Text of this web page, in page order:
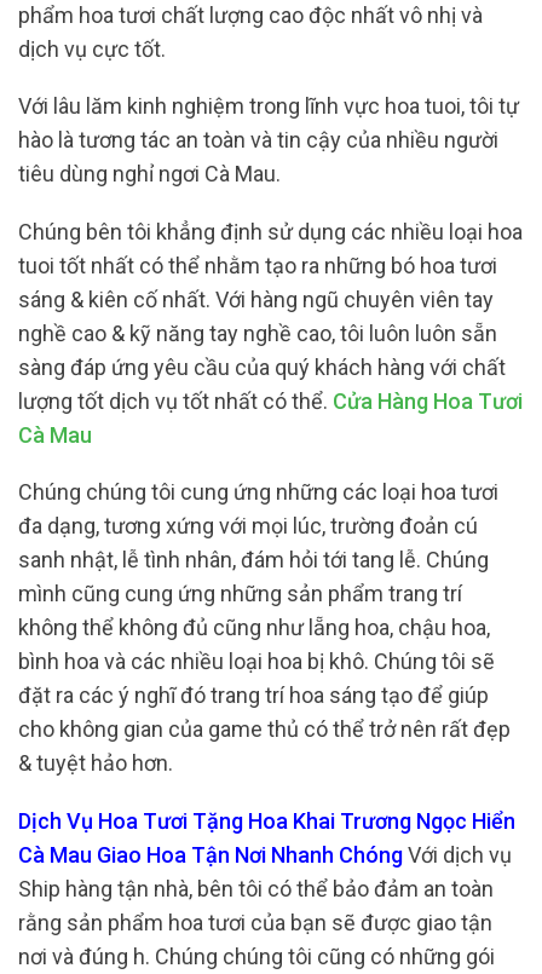
phẩm hoa tươi chất lượng cao độc nhất vô nhị và
dịch vụ cực tốt.
Với lâu lăm kinh nghiệm trong lĩnh vực hoa tuoi, tôi tự
hào là tương tác an toàn và tin cậy của nhiều người
tiêu dùng nghỉ ngơi Cà Mau.
Chúng bên tôi khẳng định sử dụng các nhiều loại hoa
tuoi tốt nhất có thể nhằm tạo ra những bó hoa tươi
sáng & kiên cố nhất. Với hàng ngũ chuyên viên tay
nghề cao & kỹ năng tay nghề cao, tôi luôn luôn sẵn
sàng đáp ứng yêu cầu của quý khách hàng với chất
lượng tốt dịch vụ tốt nhất có thể. Cửa Hàng Hoa Tươi
Cà Mau
Chúng chúng tôi cung ứng những các loại hoa tươi
đa dạng, tương xứng với mọi lúc, trường đoản cú
sanh nhật, lễ tình nhân, đám hỏi tới tang lễ. Chúng
mình cũng cung ứng những sản phẩm trang trí
không thể không đủ cũng như lẵng hoa, chậu hoa,
bình hoa và các nhiều loại hoa bị khô. Chúng tôi sẽ
đặt ra các ý nghĩ đó trang trí hoa sáng tạo để giúp
cho không gian của game thủ có thể trở nên rất đẹp
& tuyệt hảo hơn.
Dịch Vụ Hoa Tươi Tặng Hoa Khai Trương Ngọc Hiển
Cà Mau Giao Hoa Tận Nơi Nhanh ChóngVới dịch vụ
Ship hàng tận nhà, bên tôi có thể bảo đảm an toàn
rằng sản phẩm hoa tươi của bạn sẽ được giao tận
nơi và đúng h. Chúng chúng tôi cũng có những gói